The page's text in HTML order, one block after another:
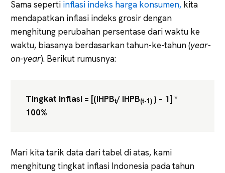
Sama seperti inflasi indeks harga konsumen, kita
mendapatkan inflasi indeks grosir dengan
menghitung perubahan persentase dari waktu ke
waktu, biasanya berdasarkan tahun-ke-tahun (year-
on-year). Berikut rumusnya:
Tingkat inflasi = [(IHPBt/ IHPB(t-1) ) – 1] *
100%
Mari kita tarik data dari tabel di atas, kami
menghitung tingkat inflasi Indonesia pada tahun